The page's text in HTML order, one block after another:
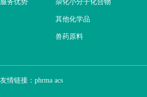
服务优势 杂化小分子化合物
其他化学品
兽药原料
友情链接： phrma acs